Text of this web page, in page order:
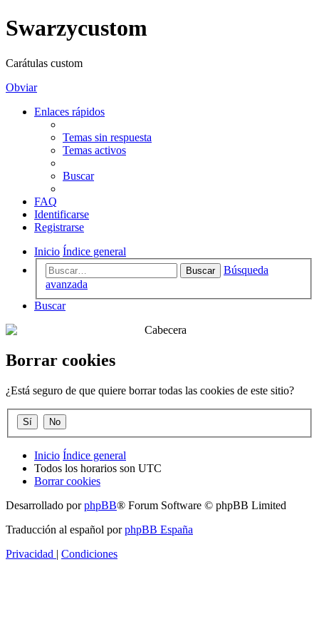
Swarzycustom
Carátulas custom
Obviar
Enlaces rápidos
Temas sin respuesta
Temas activos
Buscar
FAQ
Identificarse
Registrarse
Inicio Índice general
Buscar
Búsqueda
avanzada
Buscar
Borrar cookies
¿Está seguro de que quiere borrar todas las cookies de este sitio?
Inicio Índice general
Todos los horarios son UTC
Borrar cookies
Desarrollado porphpBB® Forum Software © phpBB Limited
Traducción al español porphpBB España
Privacidad | Condiciones